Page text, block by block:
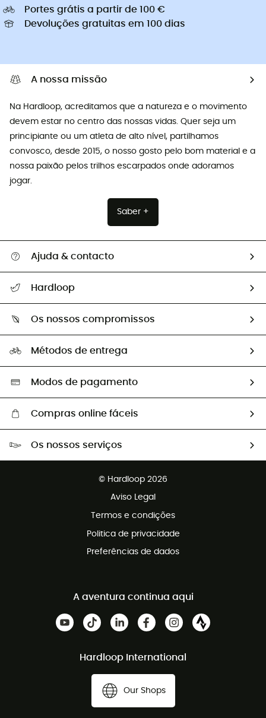
Portes grátis a partir de 100 €
Devoluções gratuitas em 100 dias
A nossa missão
Na Hardloop, acreditamos que a natureza e o movimento
devem estar no centro das nossas vidas. Quer seja um
principiante ou um atleta de alto nível, partilhamos
convosco, desde 2015, o nosso gosto pelo bom material e a
nossa paixão pelos trilhos escarpados onde adoramos
jogar.
Saber +
Ajuda & contacto
Devoluções e reembolsos
Guia de tamanhos
Trocas & Devoluções
Hardloop
Os nossos embaixadores
Os nossos compromissos
Seleção eco-responsável
Métodos de entrega
Modos de pagamento
Compras online fáceis
Devoluções gratuitas em 100 dias
Os nossos serviços
© Hardloop 2026
Aviso Legal
Termos e condições
Politica de privacidade
Preferências de dados
A aventura continua aqui
Hardloop International
Our Shops